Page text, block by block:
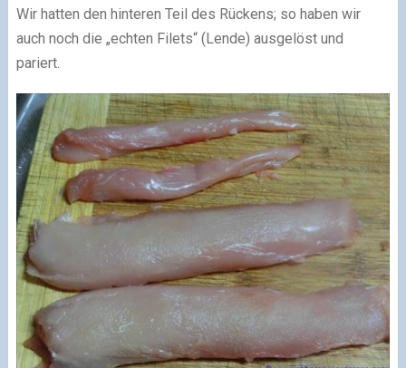
Wir hatten den hinteren Teil des Rückens; so haben wir
auch noch die „echten Filets“ (Lende) ausgelöst und
pariert.